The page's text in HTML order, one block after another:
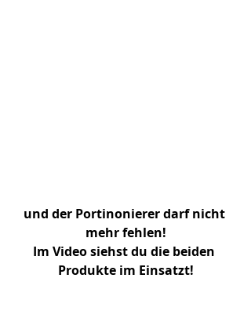
und der Portinonierer darf nicht
mehr fehlen!
Im Video siehst du die beiden
Produkte im Einsatzt!